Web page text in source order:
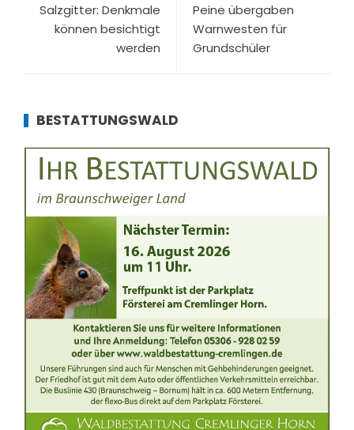
Salzgitter: Denkmale
können besichtigt
werden
Peine übergaben
Warnwesten für
Grundschüler
BESTATTUNGSWALD